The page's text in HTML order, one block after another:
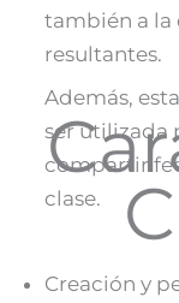
también a la
resultantes.
Además,
ser utilizada
compartir
clase.
Creación y